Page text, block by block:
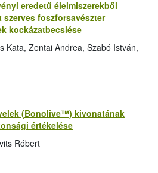
eredetű élelmiszerekből
szerves foszforsavészter
kockázatbecslése
Kata, Zentai Andrea, Szabó István,
(Bonolive™) kivonatának
értékelése
Róbert